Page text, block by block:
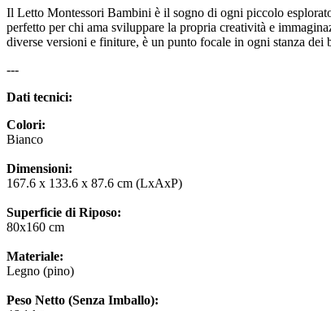
Il Letto Montessori Bambini è il sogno di ogni piccolo
perfetto per chi ama sviluppare la propria creatività e
diverse versioni e finiture, è un punto focale in ogni stanza
---
Dati tecnici:
Colori:
Bianco
Dimensioni:
167.6 x 133.6 x 87.6 cm (LxAxP)
Superficie di Riposo:
80x160 cm
Materiale:
Legno (pino)
Peso Netto (Senza Imballo):